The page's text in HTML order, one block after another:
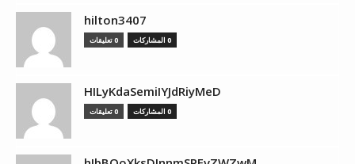
hilton3407
0 المشاركات 0 تعليقات
HILyKdaSemiIYJdRiyMeD
0 المشاركات 0 تعليقات